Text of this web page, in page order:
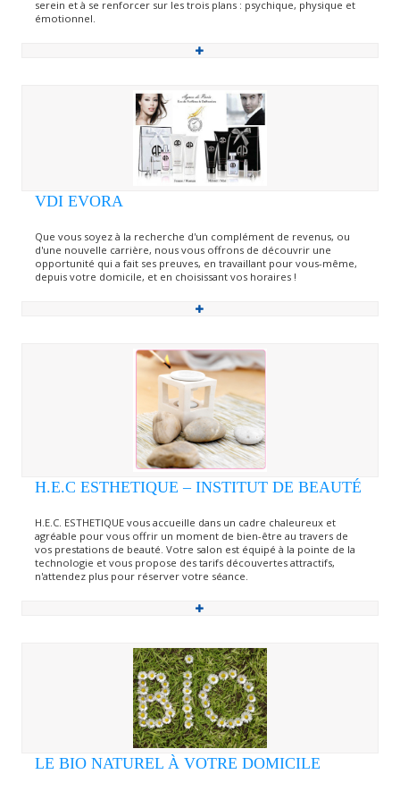
serein et à se renforcer sur les trois plans : psychique, physique et
émotionnel.
VDI EVORA
Que vous soyez à la recherche d'un complément de revenus, ou
d'une nouvelle carrière, nous vous offrons de découvrir une
opportunité qui a fait ses preuves, en travaillant pour vous-même,
depuis votre domicile, et en choisissant vos horaires !
H.E.C ESTHETIQUE – INSTITUT DE BEAUTÉ
H.E.C. ESTHETIQUE vous accueille dans un cadre chaleureux et
agréable pour vous offrir un moment de bien-être au travers de
vos prestations de beauté. Votre salon est équipé à la pointe de la
technologie et vous propose des tarifs découvertes attractifs,
n'attendez plus pour réserver votre séance.
LE BIO NATUREL À VOTRE DOMICILE